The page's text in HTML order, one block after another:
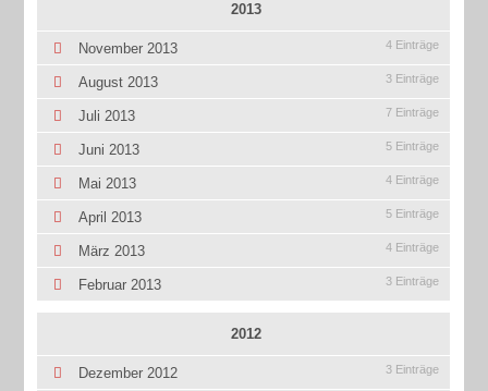
2013
November 2013 4 Einträge
August 2013 3 Einträge
Juli 2013 7 Einträge
Juni 2013 5 Einträge
Mai 2013 4 Einträge
April 2013 5 Einträge
März 2013 4 Einträge
Februar 2013 3 Einträge
2012
Dezember 2012 3 Einträge